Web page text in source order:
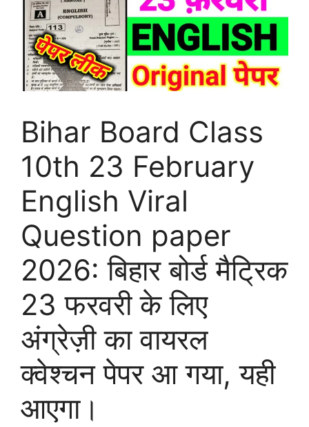
Bihar Board Class
10th 23 February
English Viral
Question paper
2026: बिहार बोर्ड मैट्रिक
23 फरवरी के लिए
अंग्रेज़ी का वायरल
क्वेश्चन पेपर आ गया, यही
आएगा।